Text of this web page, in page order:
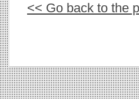
<< Go back to the